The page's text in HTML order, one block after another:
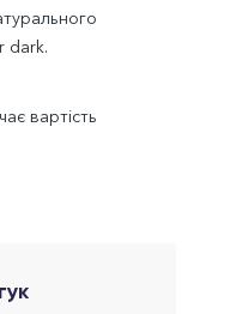
dark.
вартість